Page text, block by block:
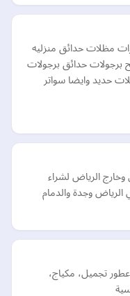
مظلات حدائق منزليه
برجولات حدائق برجولات
حديد وايضا سواتر
الرياض لشراء
الرياض وجدة والدمام
تجميل، مكياج،